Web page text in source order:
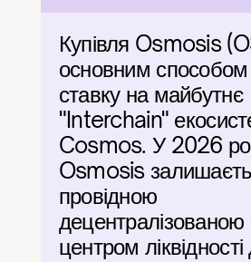
Купівля Osmosis
основним
ставку на майбутнє
"Interchain"
Cosmos. У 2026
Osmosis
провідною
центром